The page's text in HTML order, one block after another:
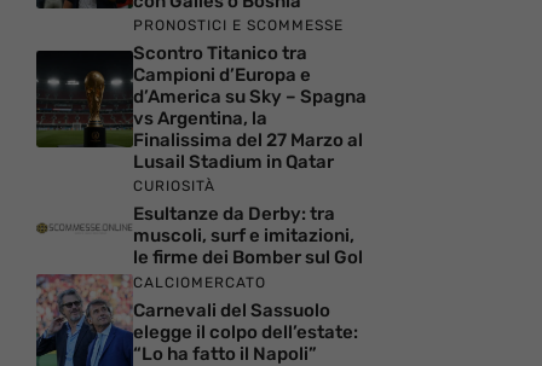
PRONOSTICI E SCOMMESSE
Scontro Titanico tra
Campioni d’Europa e
d’America su Sky – Spagna
vs Argentina, la
Finalissima del 27 Marzo al
Lusail Stadium in Qatar
CURIOSITÀ
Esultanze da Derby: tra
muscoli, surf e imitazioni,
le firme dei Bomber sul Gol
CALCIOMERCATO
Carnevali del Sassuolo
elegge il colpo dell’estate:
“Lo ha fatto il Napoli”